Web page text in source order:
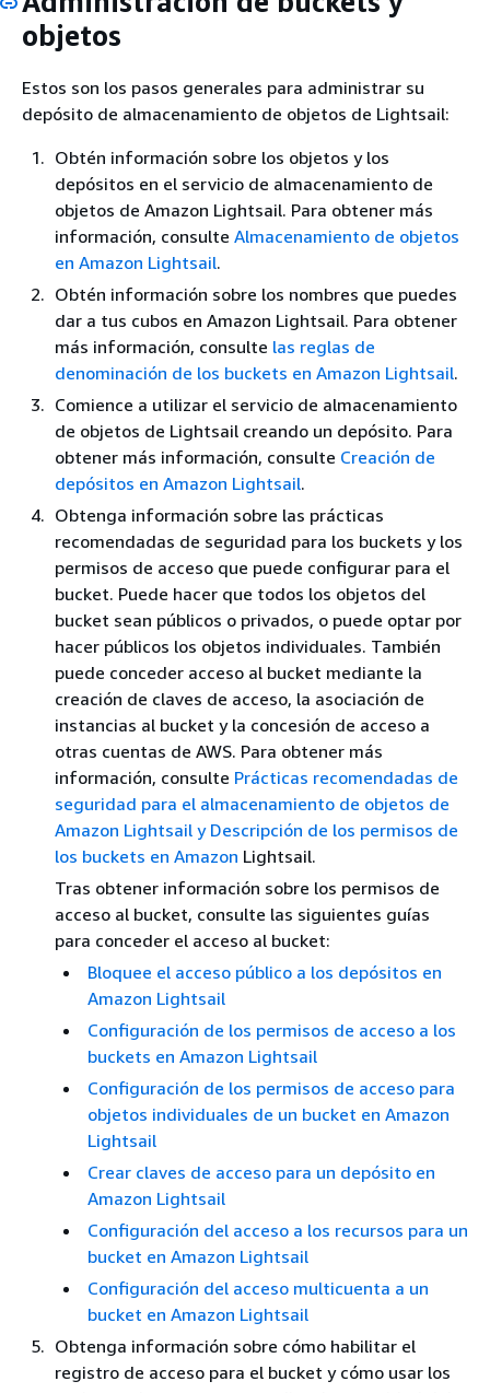
objetos
Estos son los pasos generales para administrar su
depósito de almacenamiento de objetos de Lightsail:
Obtén información sobre los objetos y los
depósitos en el servicio de almacenamiento de
objetos de Amazon Lightsail. Para obtener más
información, consulte Almacenamiento de objetos
en Amazon Lightsail.
Obtén información sobre los nombres que puedes
dar a tus cubos en Amazon Lightsail. Para obtener
más información, consulte las reglas de
denominación de los buckets en Amazon Lightsail.
Comience a utilizar el servicio de almacenamiento
de objetos de Lightsail creando un depósito. Para
obtener más información, consulte Creación de
depósitos en Amazon Lightsail.
Obtenga información sobre las prácticas
recomendadas de seguridad para los buckets y los
permisos de acceso que puede configurar para el
bucket. Puede hacer que todos los objetos del
bucket sean públicos o privados, o puede optar por
hacer públicos los objetos individuales. También
puede conceder acceso al bucket mediante la
creación de claves de acceso, la asociación de
instancias al bucket y la concesión de acceso a
otras cuentas de AWS. Para obtener más
información, consulte Prácticas recomendadas de
seguridad para el almacenamiento de objetos de
Amazon Lightsail y Descripción de los permisos de
los buckets en Amazon Lightsail.
Tras obtener información sobre los permisos de
acceso al bucket, consulte las siguientes guías
para conceder el acceso al bucket:
Bloquee el acceso público a los depósitos en
Amazon Lightsail
Configuración de los permisos de acceso a los
buckets en Amazon Lightsail
Configuración de los permisos de acceso para
objetos individuales de un bucket en Amazon
Lightsail
Crear claves de acceso para un depósito en
Amazon Lightsail
Configuración del acceso a los recursos para un
bucket en Amazon Lightsail
Configuración del acceso multicuenta a un
bucket en Amazon Lightsail
Obtenga información sobre cómo habilitar el
registro de acceso para el bucket y cómo usar los